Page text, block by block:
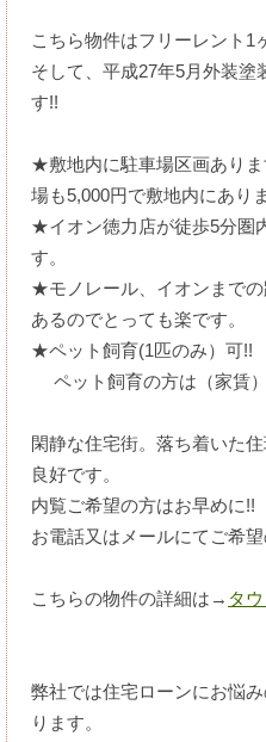
こちら物件はフリーレント
そして、平成27年5月外装
す!!
★敷地内に駐車場区画あり
場も5,000円で敷地内にありま
★イオン徳力店が徒歩5分圏
す。
★モノレール、イオンまで
あるのでとっても楽です。
★ペット飼育(1匹のみ）可!!
ペット飼育の方は（家賃）
閑静な住宅街。落ち着いた
良好です。
内覧ご希望の方はお早めに!!
お電話又はメールにてご希
こちらの物件の詳細は→ タ
弊社では住宅ローンにお悩
ります。